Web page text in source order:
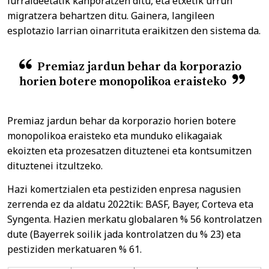
migratzera behartzen ditu. Gainera, langileen
esplotazio larrian oinarrituta eraikitzen den sistema da.
Premiaz jardun behar da korporazio
horien botere monopolikoa eraisteko
Premiaz jardun behar da korporazio horien botere
monopolikoa eraisteko eta munduko elikagaiak
ekoizten eta prozesatzen dituztenei eta kontsumitzen
dituztenei itzultzeko.
Hazi komertzialen eta pestiziden enpresa nagusien
zerrenda ez da aldatu 2022tik: BASF, Bayer, Corteva eta
Syngenta. Hazien merkatu globalaren % 56 kontrolatzen
dute (Bayerrek soilik jada kontrolatzen du % 23) eta
pestiziden merkatuaren % 61.